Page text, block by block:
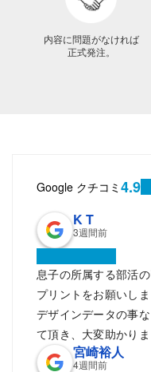
内容に問題がなければ
正式発注。
Google クチコミ 4.9
K T
3週間前
息子の所属する部活
プリントをお願いしま
デザインデータの事
て頂き、大変助かりま
宮崎裕人
4週間前